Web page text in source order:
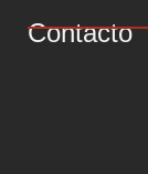
Contacto